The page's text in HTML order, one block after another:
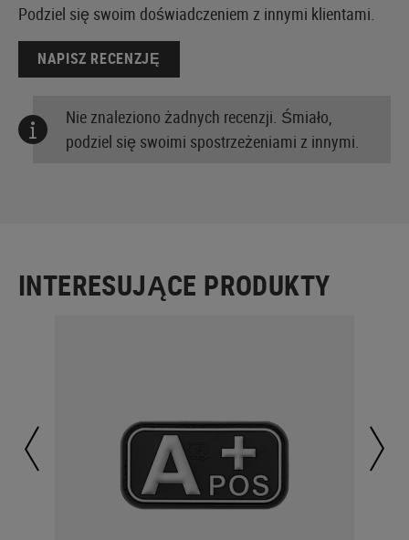
Podziel się swoim doświadczeniem z innymi klientami.
NAPISZ RECENZJĘ
Nie znaleziono żadnych recenzji. Śmiało,
podziel się swoimi spostrzeżeniami z innymi.
INTERESUJĄCE PRODUKTY